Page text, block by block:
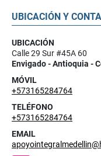
UBICACIÓN Y
UBICACIÓN
Calle 29 Sur #45A 60
Envigado - Antioquia -
MÓVIL
+573165284764
TELÉFONO
+573165284764
EMAIL